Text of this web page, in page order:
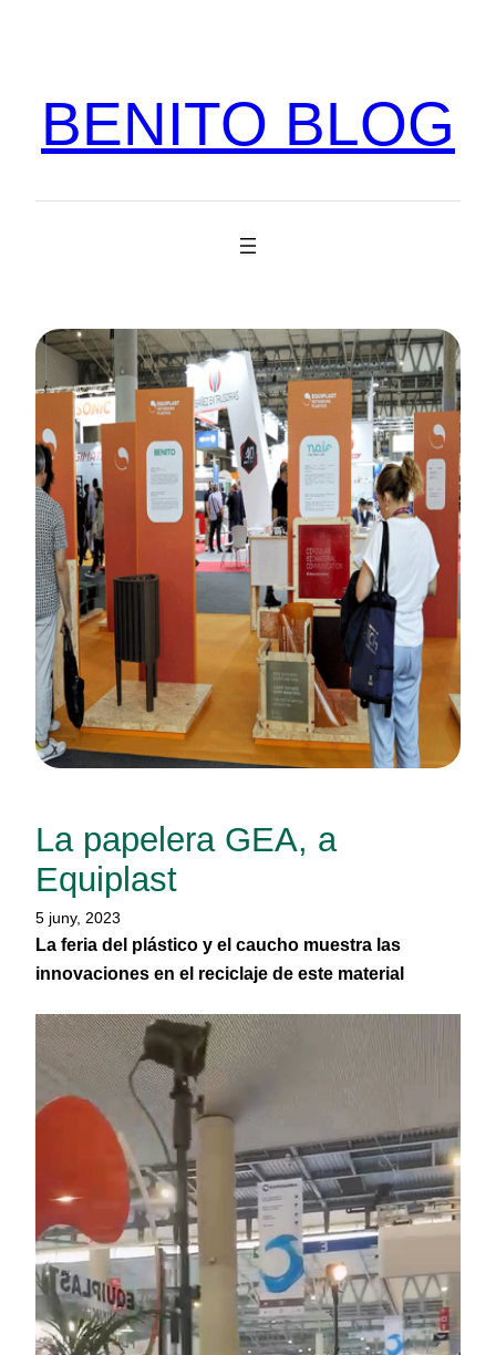
BENITO BLOG
La papelera GEA, a
Equiplast
5 juny, 2023
La feria del plástico y el caucho muestra las
innovaciones en el reciclaje de este material